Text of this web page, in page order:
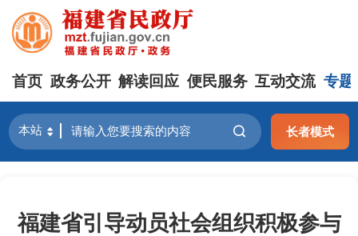
首页 政务公开 解读回应 便民服务 互动交流 专题
长者模式
福建省引导动员社会组织积极参与